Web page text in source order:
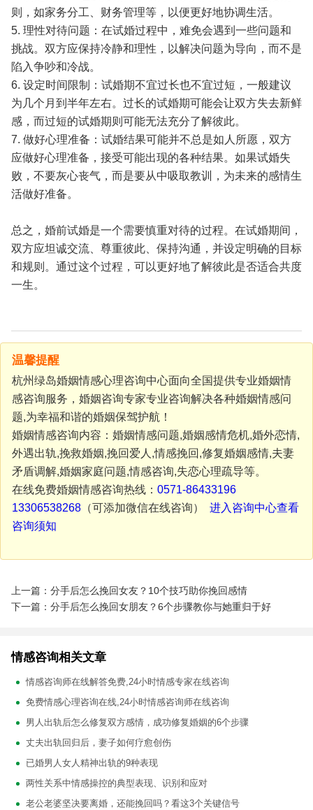
则，如家务分工、财务管理等，以便更好地协调生活。
5. 理性对待问题：在试婚过程中，难免会遇到一些问题和
挑战。双方应保持冷静和理性，以解决问题为导向，而不是
陷入争吵和冷战。
6. 设定时间限制：试婚期不宜过长也不宜过短，一般建议
为几个月到半年左右。过长的试婚期可能会让双方失去新鲜
感，而过短的试婚期则可能无法充分了解彼此。
7. 做好心理准备：试婚结果可能并不总是如人所愿，双方
应做好心理准备，接受可能出现的各种结果。如果试婚失
败，不要灰心丧气，而是要从中吸取教训，为未来的感情生
活做好准备。
总之，婚前试婚是一个需要慎重对待的过程。在试婚期间，
双方应坦诚交流、尊重彼此、保持沟通，并设定明确的目标
和规则。通过这个过程，可以更好地了解彼此是否适合共度
一生。
温馨提醒
杭州绿岛婚姻情感心理咨询中心面向全国提供专业婚姻情
感咨询服务，婚姻咨询专家专业咨询解决各种婚姻情感问
题,为幸福和谐的婚姻保驾护航！
婚姻情感咨询内容：婚姻情感问题,婚姻感情危机,婚外恋情,
外遇出轨,挽救婚姻,挽回爱人,情感挽回,修复婚姻感情,夫妻
矛盾调解,婚姻家庭问题,情感咨询,失恋心理疏导等。
在线免费婚姻情感咨询热线： 0571-86433196
13306538268（可添加微信在线咨询） 进入咨询中心查看
咨询须知
上一篇：分手后怎么挽回女友？10个技巧助你挽回感情
下一篇：分手后怎么挽回女朋友？6个步骤教你与她重归于好
情感咨询相关文章
情感咨询师在线解答免费,24小时情感专家在线咨询
免费情感心理咨询在线,24小时情感咨询师在线咨询
男人出轨后怎么修复双方感情，成功修复婚姻的6个步骤
丈夫出轨回归后，妻子如何疗愈创伤
已婚男人女人精神出轨的9种表现
两性关系中情感操控的典型表现、识别和应对
老公老婆坚决要离婚，还能挽回吗？看这3个关键信号